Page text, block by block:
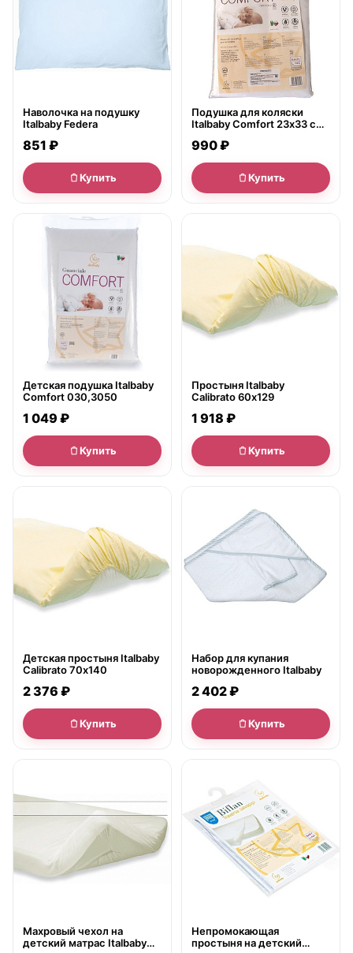
Наволочка на подушку
Italbaby Federa
851 ₽
Купить
Подушка для коляски
Italbaby Comfort 23х33 см
990 ₽
Купить
● в наличии
Детская подушка Italbaby
Comfort 030,3050
1 049 ₽
Купить
Простыня Italbaby
Calibrato 60х129
1 918 ₽
Купить
Детская простыня Italbaby
Calibrato 70х140
2 376 ₽
Купить
Набор для купания
новорожденного Italbaby
2 402 ₽
Купить
Махровый чехол на
детский матрас Italbaby
Непромокающая
простыня на детский